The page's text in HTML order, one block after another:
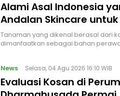
Alami Asal Indonesia
Andalan Skincare
Tanaman yang dikenal berasal dari
dimanfaatkan sebagai bahan
News Selasa, 04 Agu 2026 16:10 WIB
Evaluasi Kosan di